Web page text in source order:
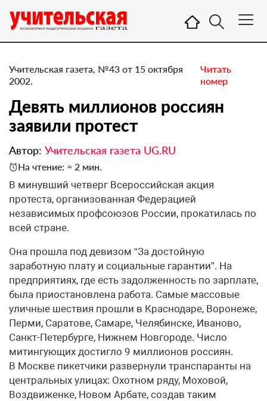
Учительская газета, №43 от 15 октября
2002.
Читать
номер
Девять миллионов россиян
заявили протест
Автор: Учительская газета UG.RU
На чтение: ≈ 2 мин.
В минувший четверг Всероссийская акция
протеста, организованная Федерацией
независимых профсоюзов России, прокатилась по
всей стране.
Она прошла под девизом “За достойную
заработную плату и социальные гарантии”. На
предприятиях, где есть задолженность по зарплате,
была приостановлена работа. Самые массовые
уличные шествия прошли в Краснодаре, Воронеже,
Перми, Саратове, Самаре, Челябинске, Иваново,
Санкт-Петербурге, Нижнем Новгороде. Число
митингующих достигло 9 миллионов россиян.
В Москве пикетчики развернули транспаранты на
центральных улицах: Охотном ряду, Моховой,
Воздвиженке, Новом Арбате, создав таким